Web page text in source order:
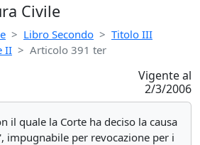
Civile
Libro Secondo
Titolo III
II Articolo 391 ter
Vigente al
2/3/2006
il quale la Corte ha deciso la causa
impugnabile per revocazione per i